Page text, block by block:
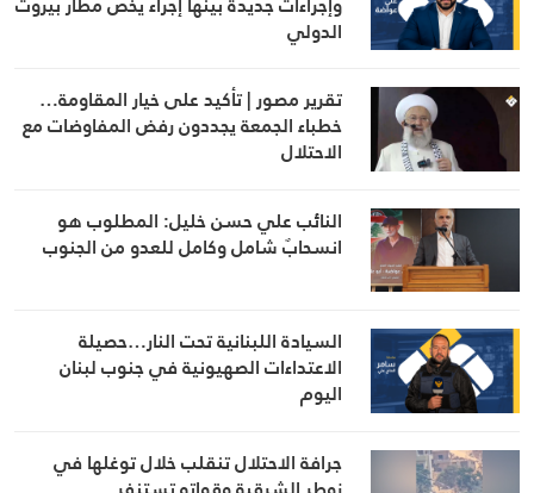
الدولي
تقرير مصور | تأكيد على خيار المقاومة…
خطباء الجمعة يجددون رفض المفاوضات مع
الاحتلال
النائب علي حسن خليل: المطلوب هو
انسحابٌ شامل وكامل للعدو من الجنوب
السيادة اللبنانية تحت النار…حصيلة
الاعتداءات الصهيونية في جنوب لبنان
اليوم
جرافة الاحتلال تنقلب خلال توغلها في